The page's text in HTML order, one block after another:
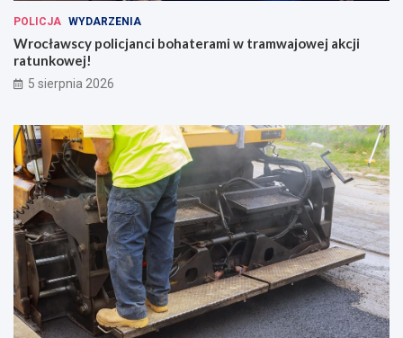
POLICJA WYDARZENIA
Wrocławscy policjanci bohaterami w tramwajowej akcji
ratunkowej!
5 sierpnia 2026